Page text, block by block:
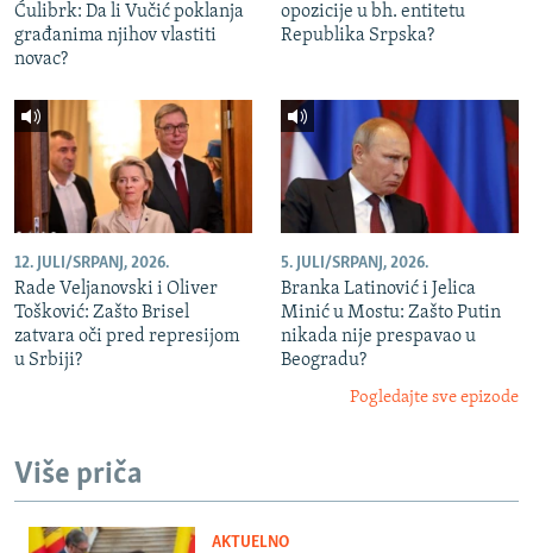
Ćulibrk: Da li Vučić poklanja
građanima njihov vlastiti
novac?
opozicije u bh. entitetu
Republika Srpska?
12. JULI/SRPANJ, 2026.
Rade Veljanovski i Oliver
Tošković: Zašto Brisel
zatvara oči pred represijom
u Srbiji?
5. JULI/SRPANJ, 2026.
Branka Latinović i Jelica
Minić u Mostu: Zašto Putin
nikada nije prespavao u
Beogradu?
Pogledajte sve epizode
Više priča
AKTUELNO